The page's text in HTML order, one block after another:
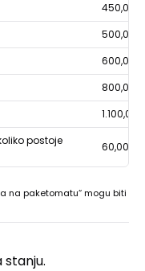
450,00
500,00
600,00
800,00
1.100,00
postoje
60,00
na paketomatu“ mogu biti
stanju.